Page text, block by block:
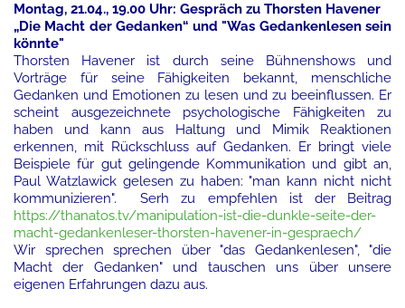
Montag, 21.04., 19.00 Uhr: Gespräch zu Thorsten Havener
„Die Macht der Gedanken“ und "Was Gedankenlesen sein
könnte"
Thorsten Havener ist durch seine Bühnenshows und
Vorträge für seine Fähigkeiten bekannt, menschliche
Gedanken und Emotionen zu lesen und zu beeinflussen. Er
scheint ausgezeichnete psychologische Fähigkeiten zu
haben und kann aus Haltung und Mimik Reaktionen
erkennen, mit Rückschluss auf Gedanken. Er bringt viele
Beispiele für gut gelingende Kommunikation und gibt an,
Paul Watzlawick gelesen zu haben: "man kann nicht nicht
kommunizieren". Serh zu empfehlen ist der Beitrag
https://thanatos.tv/manipulation-ist-die-dunkle-seite-der-
macht-gedankenleser-thorsten-havener-in-gespraech/
Wir sprechen sprechen über "das Gedankenlesen", "die
Macht der Gedanken" und tauschen uns über unsere
eigenen Erfahrungen dazu aus.